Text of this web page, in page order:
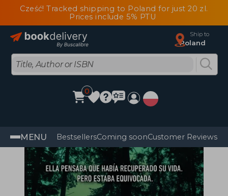
Cześć! Tracked shipping to Poland for just 20 zl.
Prices include 5% PTU
Ship to
Poland
0
MENU BestsellersComing soonCustomer Reviews